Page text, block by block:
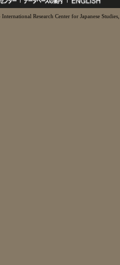
Research Center for Japanese